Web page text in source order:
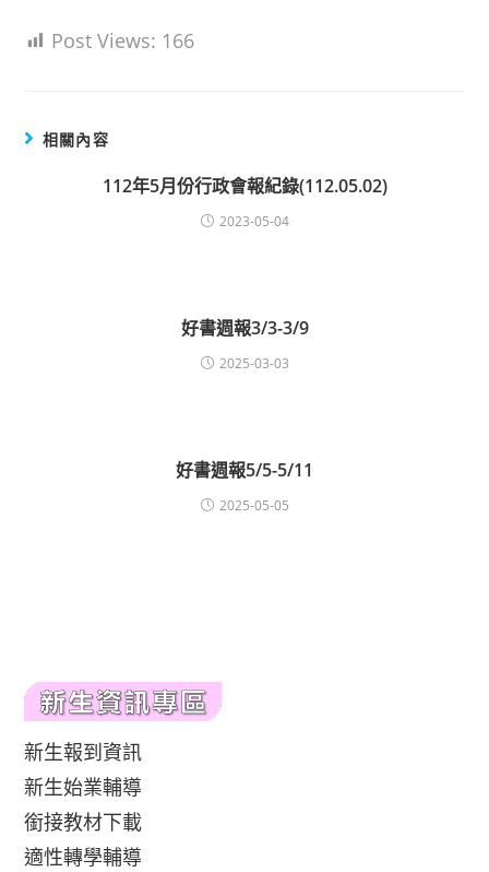
Post Views: 166
相關內容
112年5月份行政會報紀錄(112.05.02)
2023-05-04
好書週報3/3-3/9
2025-03-03
好書週報5/5-5/11
2025-05-05
新生報到資訊
新生始業輔導
銜接教材下載
適性轉學輔導